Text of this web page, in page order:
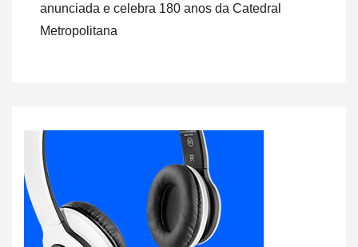
anunciada e celebra 180 anos da Catedral
Metropolitana